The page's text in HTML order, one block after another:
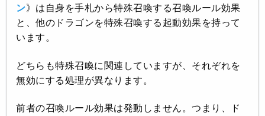
ン》は自身を手札から特殊召喚する召喚ルール効果
と、他のドラゴンを特殊召喚する起動効果を持って
います。
どちらも特殊召喚に関連していますが、それぞれを
無効にする処理が異なります。
前者の召喚ルール効果は発動しません。つまり、ド